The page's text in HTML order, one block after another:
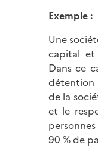
Exemple :
Une
capital
Dans ce
détention
de la
et le
90 % de